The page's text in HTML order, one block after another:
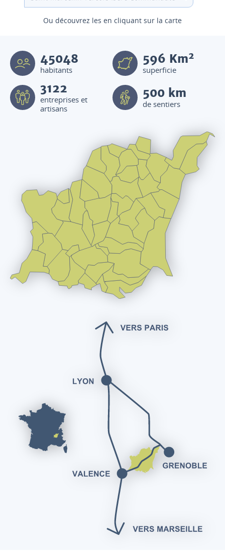
Ou découvrez les en cliquant sur la carte
45048
habitants
596 Km2
superficie
3122
entreprises et
artisans
500 km
de sentiers